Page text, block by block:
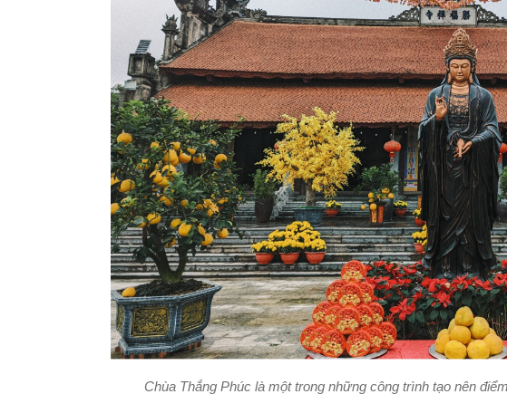
Chùa Thắng Phúc là một trong những công trình tạo nên